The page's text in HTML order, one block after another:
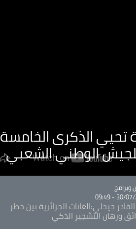
تحيي الذكرى الخامسة
الوطني الشعبي
30/07/
جيجلي:الغابات الجزائرية بين خطر
ورهان التشجير الذكي